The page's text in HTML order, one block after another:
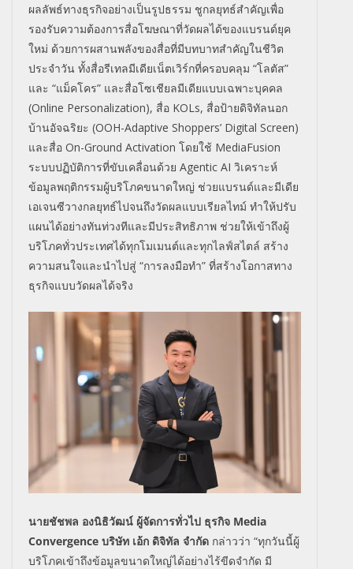
ผลลัพธ์ทางธุรกิจอย่างเป็นรูปธรรม ชูกลยุทธ์สำคัญเพื่อ
รองรับความต้องการสื่อโฆษณาที่วัดผลได้ของแบรนด์ยุค
ใหม่ ด้วยการผสานพลังของสื่อที่มีบทบาทสำคัญในชีวิต
ประจำวัน ทั้งสื่อรีเทลมีเดียเน็ตเวิร์กที่ครอบคลุม “โลตัส”
และ “แม็คโคร” และสื่อโซเชียลมีเดียแบบเฉพาะบุคคล
(Online Personalization), สื่อ KOLs, สื่อป้ายดิจิทัลนอก
บ้านอัจฉริยะ (OOH-Adaptive Shoppers’ Digital Screen)
และสื่อ On-Ground Activation โดยใช้ MediaFusion
ระบบปฏิบัติการที่ขับเคลื่อนด้วย Agentic AI วิเคราะห์
ข้อมูลพฤติกรรมผู้บริโภคขนาดใหญ่ ช่วยแบรนด์และมีเดีย
เอเจนซีวางกลยุทธ์ไปจนถึงวัดผลแบบเรียลไทม์ ทำให้ปรับ
แผนได้อย่างทันท่วงทีและมีประสิทธิภาพ ช่วยให้เข้าถึงผู้
บริโภคทั่วประเทศได้ทุกโมเมนต์และทุกไลฟ์สไตล์ สร้าง
ความสนใจและนำไปสู่ “การลงมือทำ” ที่สร้างโอกาสทาง
ธุรกิจแบบวัดผลได้จริง
นายชัชพล องนิธิวัฒน์ ผู้จัดการทั่วไป ธุรกิจ Media
Convergence บริษัท เอ้ก ดิจิทัล จำกัด กล่าวว่า “ทุกวันนี้ผู้
บริโภคเข้าถึงข้อมูลขนาดใหญ่ได้อย่างไร้ขีดจำกัด มี